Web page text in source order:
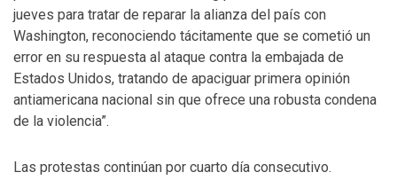
jueves para tratar de reparar la alianza del país con
Washington, reconociendo tácitamente que se cometió un
error en su respuesta al ataque contra la embajada de
Estados Unidos, tratando de apaciguar primera opinión
antiamericana nacional sin que ofrece una robusta condena
de la violencia”.
Las protestas continúan por cuarto día consecutivo.